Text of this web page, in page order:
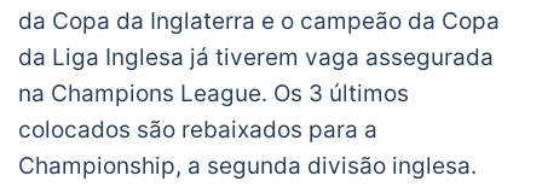
da Copa da Inglaterra e o campeão da Copa
da Liga Inglesa já tiverem vaga assegurada
na Champions League. Os 3 últimos
colocados são rebaixados para a
Championship, a segunda divisão inglesa.